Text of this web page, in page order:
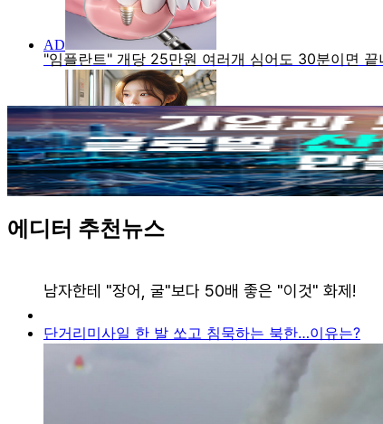
에디터 추천뉴스
단거리미사일 한 발 쏘고 침묵하는 북한…이유는?